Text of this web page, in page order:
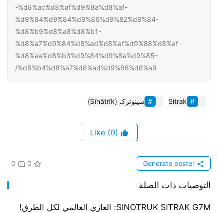
-%d8%ac%d8%af%d9%8a%d8%af-
%d9%84%d9%84%d9%86%d9%82%d9%84-
%d8%b9%d8%a8%d8%b1-
%d8%a7%d9%84%d8%ad%d8%af%d9%88%d8%af-
%d8%aa%d8%b3%d9%84%d9%8a%d9%85-
%d8%b4%d8%a7%d8%ad%d9%86%d8%a9/
Sitrak سینوترک (Sīnātrīk)
(0)
0
0
التوصيات ذات الصلة
SINOTRUK SITRAK G7M: الغازي العالمي لكل الطرق!